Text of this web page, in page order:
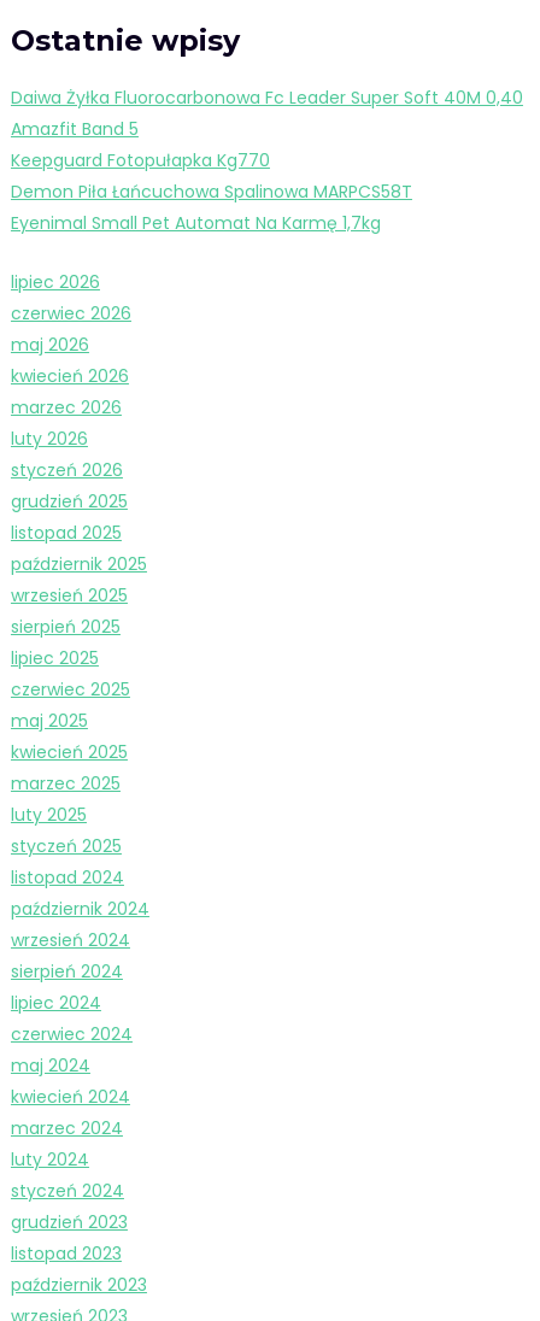
Ostatnie wpisy
Daiwa Żyłka Fluorocarbonowa Fc Leader Super Soft 40M 0,40
Amazfit Band 5
Keepguard Fotopułapka Kg770
Demon Piła Łańcuchowa Spalinowa MARPCS58T
Eyenimal Small Pet Automat Na Karmę 1,7kg
lipiec 2026
czerwiec 2026
maj 2026
kwiecień 2026
marzec 2026
luty 2026
styczeń 2026
grudzień 2025
listopad 2025
październik 2025
wrzesień 2025
sierpień 2025
lipiec 2025
czerwiec 2025
maj 2025
kwiecień 2025
marzec 2025
luty 2025
styczeń 2025
listopad 2024
październik 2024
wrzesień 2024
sierpień 2024
lipiec 2024
czerwiec 2024
maj 2024
kwiecień 2024
marzec 2024
luty 2024
styczeń 2024
grudzień 2023
listopad 2023
październik 2023
wrzesień 2023